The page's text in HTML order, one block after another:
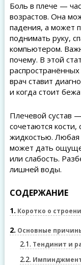
Боль в плече —
возрастов. Она
падения, а может
поднимать руку,
компьютером.
почему. В этой
врач ставит
и когда стоит
Плечевой сустав
сочетаются
жидкостью. Любая
может дать
или слабость.
лишней воды.
СОДЕРЖАНИЕ
1 Коротко о
2 Основные
2.1 Тендинит и
2.2